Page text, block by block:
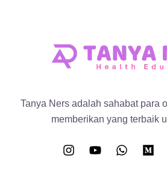
Tanya Ners adalah sahabat para
memberikan yang terbaik